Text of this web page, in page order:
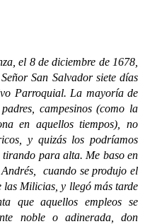
el 8 de diciembre de 1678,
San Salvador siete días
Parroquial. La mayoría de
campesinos (como la
en aquellos tiempos), no
y quizás los podríamos
para alta. Me baso en
cuando se produjo el
las Milicias, y llegó más tarde
que aquellos empleos se
noble o adinerada, don